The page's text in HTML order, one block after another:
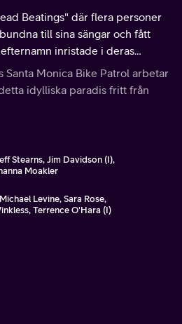
Beatings" där flera personer
till sina sängar och fått
inristade i deras
Santa Monica Bike Patrol arbetar
idylliska paradis fritt från
Stearns, Jim Davidson (I),
Moakler
Levine, Sara Rose,
Terrence O'Hara (I)